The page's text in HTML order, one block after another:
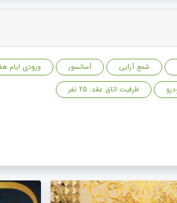
شمع آرایی آسانسور
ورودی ایام
ظرفیت اتاق عقد: 25 نفر